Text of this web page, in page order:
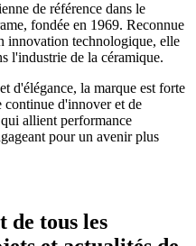
de référence dans le
fondée en 1969. Reconnue
innovation technologique, elle
l'industrie de la céramique.
d'élégance, la marque est forte
continue d'innover et de
allient performance
pour un avenir plus
de tous les